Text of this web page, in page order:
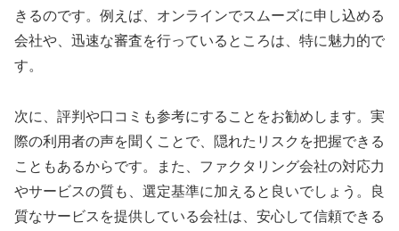
きるのです。例えば、オンラインでスムーズに申し込める
会社や、迅速な審査を行っているところは、特に魅力的で
す。
次に、評判や口コミも参考にすることをお勧めします。実
際の利用者の声を聞くことで、隠れたリスクを把握できる
こともあるからです。また、ファクタリング会社の対応力
やサービスの質も、選定基準に加えると良いでしょう。良
質なサービスを提供している会社は、安心して信頼できる